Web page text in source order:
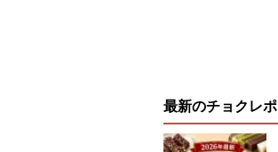
最新のチョクレポ